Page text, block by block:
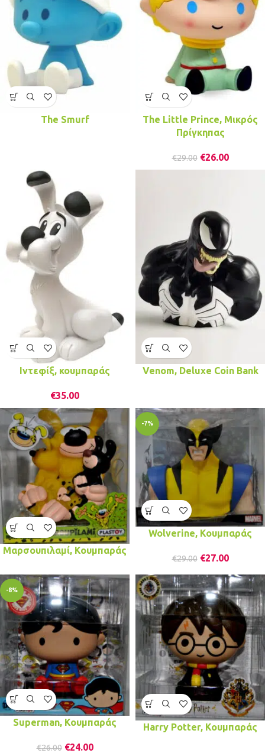
The Smurf
The Little Prince, Μικρός
Πρίγκηπας
€29.00 €26.00
Ιντεφίξ, κουμπαράς
€35.00
Venom, Deluxe Coin Bank
Μαρσουπιλαμί, Κουμπαράς
-7%
Wolverine, Κουμπαράς
€29.00 €27.00
-8%
Superman, Κουμπαράς
€26.00 €24.00
Harry Potter, Κουμπαράς